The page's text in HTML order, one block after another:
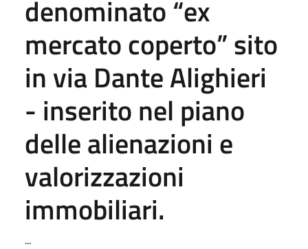
denominato “ex
mercato coperto” sito
in via Dante Alighieri
- inserito nel piano
delle alienazioni e
valorizzazioni
immobiliari.
...